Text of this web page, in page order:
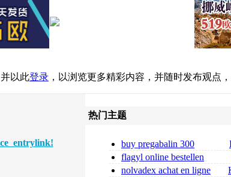
以此登录 ，以浏览更多精彩内容，并随时发布观点，
热门主题
buy pregabalin 300
online pregabalin 300 mg for sa
flagyl online bestellen
flagyl bestellen
nolvadex achat en ligne